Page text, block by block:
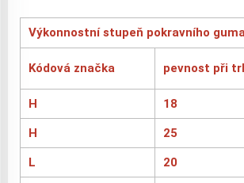
Výkonnostní stupeň pokravního
Kódová značka pevnost při
H 18
H 25
L 20